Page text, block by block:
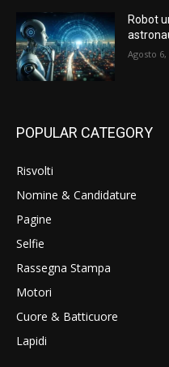
Robot
Agosto 6,
POPULAR CATEGORY
Risvolti
Nomine & Candidature
Pagine
Selfie
Rassegna Stampa
Motori
Cuore & Batticuore
Lapidi